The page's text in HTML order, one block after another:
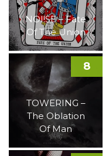
NOI!SE – Fate
Of The Union
TOWERING –
The Oblation
Of Man
8